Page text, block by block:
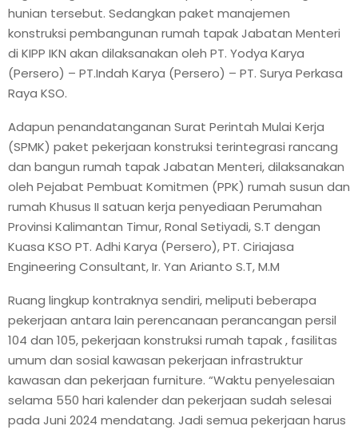
hunian tersebut. Sedangkan paket manajemen
konstruksi pembangunan rumah tapak Jabatan Menteri
di KIPP IKN akan dilaksanakan oleh PT. Yodya Karya
(Persero) – PT.Indah Karya (Persero) – PT. Surya Perkasa
Raya KSO.
Adapun penandatanganan Surat Perintah Mulai Kerja
(SPMK) paket pekerjaan konstruksi terintegrasi rancang
dan bangun rumah tapak Jabatan Menteri, dilaksanakan
oleh Pejabat Pembuat Komitmen (PPK) rumah susun dan
rumah Khusus II satuan kerja penyediaan Perumahan
Provinsi Kalimantan Timur, Ronal Setiyadi, S.T dengan
Kuasa KSO PT. Adhi Karya (Persero), PT. Ciriajasa
Engineering Consultant, Ir. Yan Arianto S.T, M.M
Ruang lingkup kontraknya sendiri, meliputi beberapa
pekerjaan antara lain perencanaan perancangan persil
104 dan 105, pekerjaan konstruksi rumah tapak , fasilitas
umum dan sosial kawasan pekerjaan infrastruktur
kawasan dan pekerjaan furniture. “Waktu penyelesaian
selama 550 hari kalender dan pekerjaan sudah selesai
pada Juni 2024 mendatang. Jadi semua pekerjaan harus